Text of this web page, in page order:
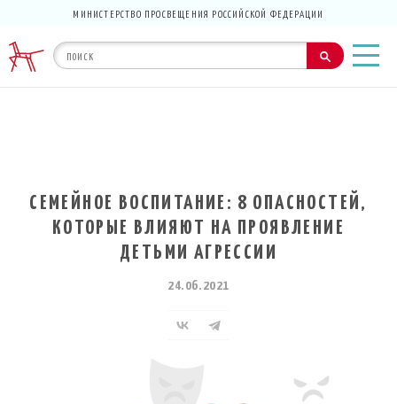
МИНИСТЕРСТВО ПРОСВЕЩЕНИЯ РОССИЙСКОЙ ФЕДЕРАЦИИ
СЕМЕЙНОЕ ВОСПИТАНИЕ: 8 ОПАСНОСТЕЙ,
КОТОРЫЕ ВЛИЯЮТ НА ПРОЯВЛЕНИЕ
ДЕТЬМИ АГРЕССИИ
24.06.2021